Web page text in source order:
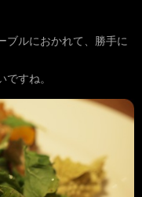
ブルにおかれて、勝手に
すね。